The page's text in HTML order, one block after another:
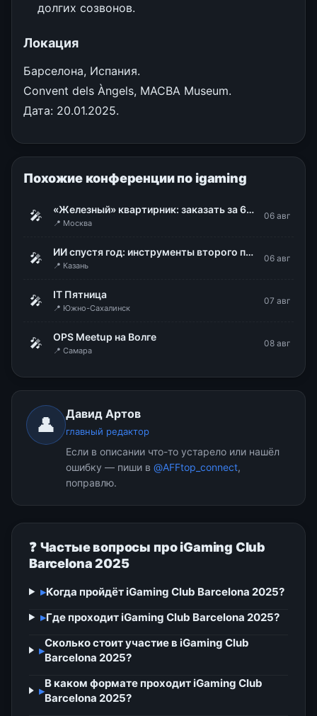
долгих созвонов.
Локация
Барселона, Испания.
Convent dels Àngels, MACBA Museum.
Дата: 20.01.2025.
Похожие конференции по igaming
🎤 «Железный» квартирник: заказать за 60 секунд
📍 Москва
06 авг
🎤 ИИ спустя год: инструменты второго поколения и новая логика работы
📍 Казань
06 авг
🎤 IT Пятница
📍 Южно-Сахалинск
07 авг
🎤 OPS Meetup на Волге
📍 Самара
08 авг
👤 Давид Артов
главный редактор
Если в описании что-то устарело или нашёл
ошибку — пиши в @AFFtop_connect,
поправлю.
❓ Частые вопросы про iGaming Club
Barcelona 2025
▸Когда пройдёт iGaming Club Barcelona 2025?
▸Где проходит iGaming Club Barcelona 2025?
▸
Сколько стоит участие в iGaming Club
Barcelona 2025?
▸
В каком формате проходит iGaming Club
Barcelona 2025?